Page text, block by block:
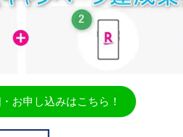
お申し込みはこちら！